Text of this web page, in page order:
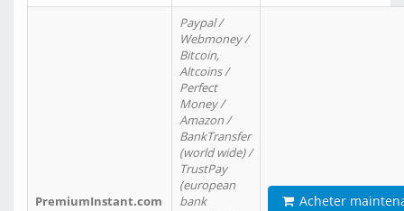
PremiumInstant.com
Paypal /
Webmoney /
Bitcoin,
Altcoins /
Perfect
Money /
Amazon /
BankTransfer
(world wide) /
TrustPay
(european
bank
Acheter